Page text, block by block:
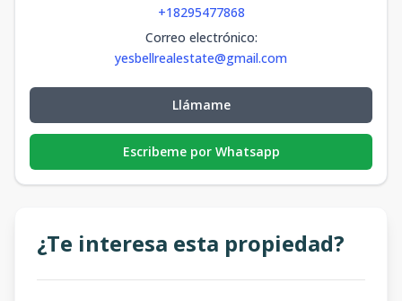
+18295477868
Correo electrónico:
yesbellrealestate@gmail.com
Llámame
Escribeme por Whatsapp
¿Te interesa esta propiedad?